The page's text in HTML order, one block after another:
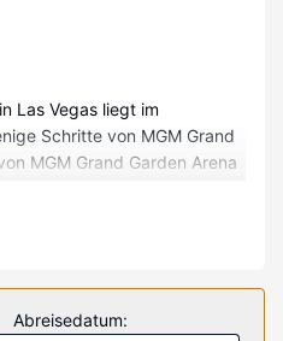
Las Vegas liegt im
Schritte von MGM Grand
MGM Grand Garden Arena
Arena entfernt.
der 4759 Zimmer mit
mit Kabelempfang lassen
Abreisedatum: